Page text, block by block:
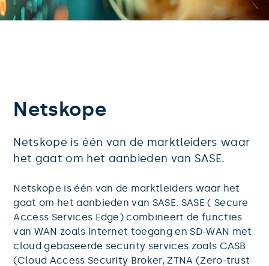
Netskope
Netskope is één van de marktleiders waar
het gaat om het aanbieden van SASE.
Netskope is één van de marktleiders waar het
gaat om het aanbieden van SASE. SASE ( Secure
Access Services Edge) combineert de functies
van WAN zoals internet toegang en SD-WAN met
cloud gebaseerde security services zoals CASB
(Cloud Access Security Broker, ZTNA (Zero-trust